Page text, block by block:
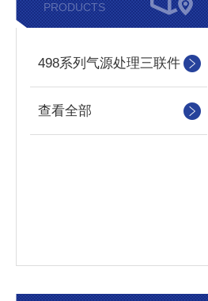
PRODUCTS
498系列气源处理三联件
查看全部